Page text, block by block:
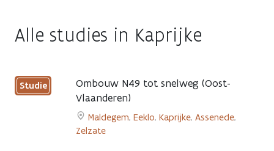
Alle studies in Kaprijke
Studie
Ombouw N49 tot snelweg (Oost-
Vlaanderen)
Maldegem, Eeklo, Kaprijke, Assenede,
Zelzate